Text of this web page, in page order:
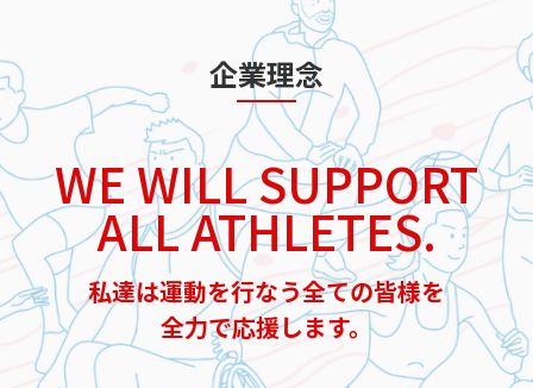
企業理念
WE WILL SUPPORT
ALL ATHLETES.
私達は運動を行なう全ての皆様を
​全力で応援します。